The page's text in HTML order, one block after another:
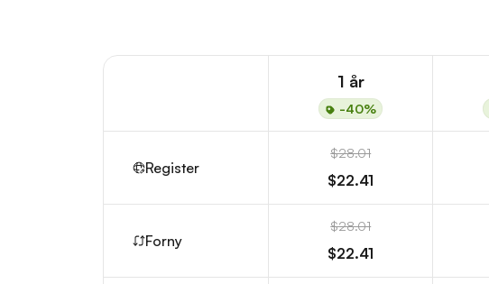
1 år
-40%
Register
$28.01
$22.41
Forny
$28.01
$22.41